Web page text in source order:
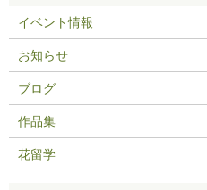
イベント情報
お知らせ
ブログ
作品集
花留学